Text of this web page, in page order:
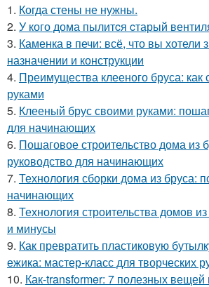
1. Когда стены не нужны.
2. У кого дома пылитcя cтарый
3. Каменка в печи: всё, что вы хотели
назначении и конструкции
4. Преимущества клееного бруса: как
руками
5. Клееный брус своими руками:
для начинающих
6. Пошаговое строительство дома из
руководство для начинающих
7. Технология сборки дома из бруса:
начинающих
8. Технология строительства домов
и минусы
9. Как превратить пластиковую
ежика: мастер-класс для творческих
10. Как-transformer: 7 полезных вещей